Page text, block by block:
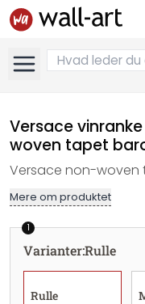
Versace
woven tapet
Versace non-woven
Mere om produktet
1
Varianter:Rulle
Rulle